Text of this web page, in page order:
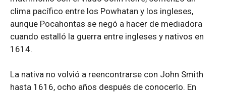
clima pacífico entre los Powhatan y los ingleses,
aunque Pocahontas se negó a hacer de mediadora
cuando estalló la guerra entre ingleses y nativos en
1614.
La nativa no volvió a reencontrarse con John Smith
hasta 1616, ocho años después de conocerlo. En